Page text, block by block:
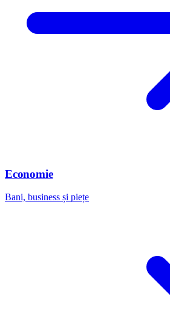
Economie
Bani, business și piețe